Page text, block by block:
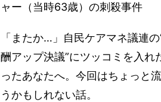
ャー（当時63歳）の刺殺事件
「またか…」自民ケアマネ議連の
酬アップ決議”にツッコミを入れ
ったあなたへ。今回はちょっと
うかもしれない話。